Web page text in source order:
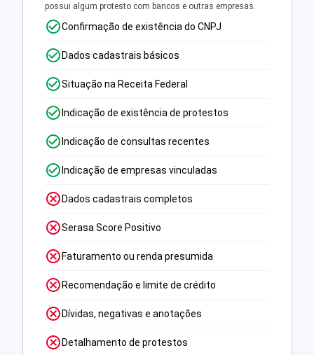
possui algum protesto com bancos e outras empresas.
Confirmação de existência do CNPJ
Dados cadastrais básicos
Situação na Receita Federal
Indicação de existência de protestos
Indicação de consultas recentes
Indicação de empresas vinculadas
Dados cadastrais completos
Serasa Score Positivo
Faturamento ou renda presumida
Recomendação e limite de crédito
Dívidas, negativas e anotações
Detalhamento de protestos